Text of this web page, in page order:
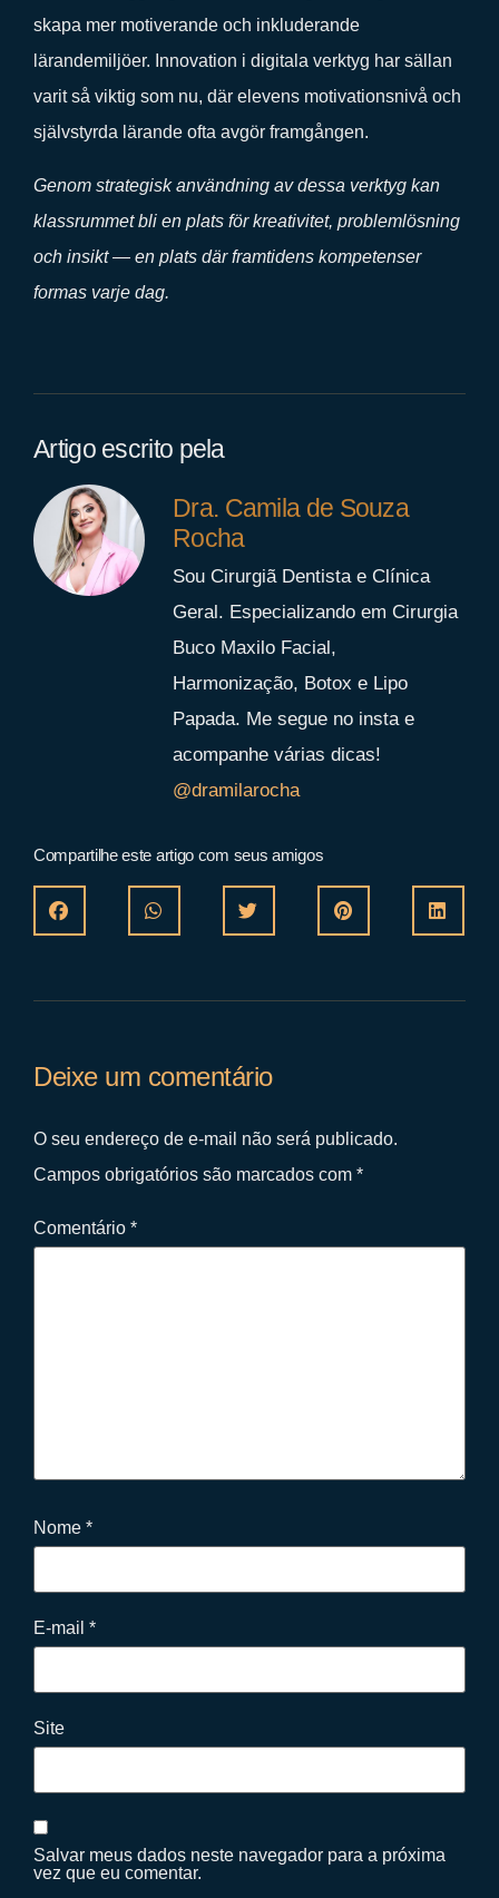
skapa mer motiverande och inkluderande
lärandemiljöer. Innovation i digitala verktyg har sällan
varit så viktig som nu, där elevens motivationsnivå och
självstyrda lärande ofta avgör framgången.
Genom strategisk användning av dessa verktyg kan
klassrummet bli en plats för kreativitet, problemlösning
och insikt — en plats där framtidens kompetenser
formas varje dag.
Artigo escrito pela
Dra. Camila de Souza
Rocha
Sou Cirurgiã Dentista e Clínica
Geral. Especializando em Cirurgia
Buco Maxilo Facial,
Harmonização, Botox e Lipo
Papada. Me segue no insta e
acompanhe várias dicas!
@dramilarocha
Compartilhe este artigo com seus amigos
Deixe um comentário
O seu endereço de e-mail não será publicado.
Campos obrigatórios são marcados com *
Comentário *
Nome *
E-mail *
Site
Salvar meus dados neste navegador para a próxima
vez que eu comentar.